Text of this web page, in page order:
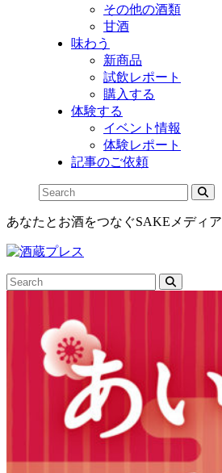
その他の酒類
甘酒
味わう
新商品
試飲レポート
購入する
体験する
イベント情報
体験レポート
記事のご依頼
あなたとお酒をつなぐSAKEメディア